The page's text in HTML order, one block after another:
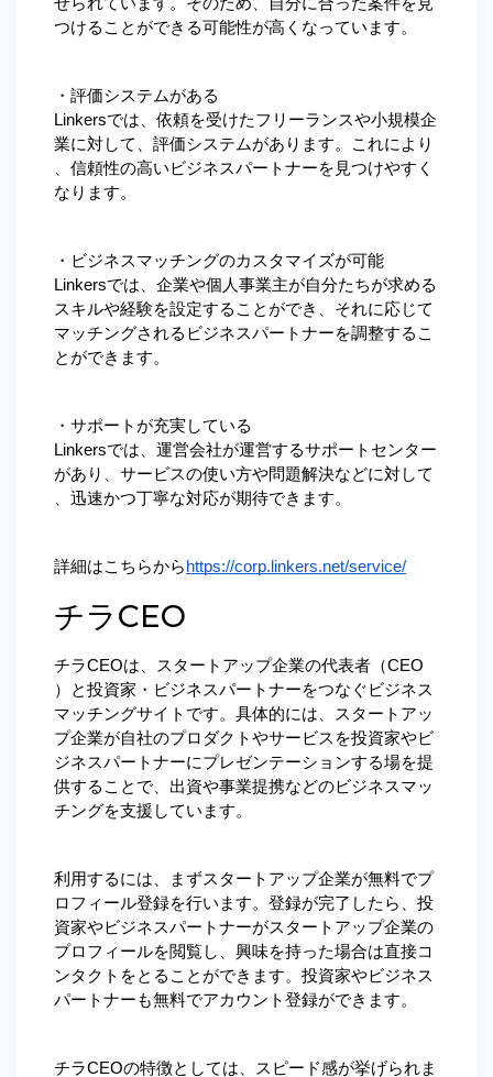
せられています。そのため、自分に合った案件を見
つけることができる可能性が高くなっています。
・評価システムがある
Linkersでは、依頼を受けたフリーランスや小規模企
業に対して、評価システムがあります。これにより
、信頼性の高いビジネスパートナーを見つけやすく
なります。
・ビジネスマッチングのカスタマイズが可能
Linkersでは、企業や個人事業主が自分たちが求める
スキルや経験を設定することができ、それに応じて
マッチングされるビジネスパートナーを調整するこ
とができます。
・サポートが充実している
Linkersでは、運営会社が運営するサポートセンター
があり、サービスの使い方や問題解決などに対して
、迅速かつ丁寧な対応が期待できます。
詳細はこちらから https://corp.linkers.net/service/
チラCEO
チラCEOは、スタートアップ企業の代表者（CEO
）と投資家・ビジネスパートナーをつなぐビジネス
マッチングサイトです。具体的には、スタートアッ
プ企業が自社のプロダクトやサービスを投資家やビ
ジネスパートナーにプレゼンテーションする場を提
供することで、出資や事業提携などのビジネスマッ
チングを支援しています。
利用するには、まずスタートアップ企業が無料でプ
ロフィール登録を行います。登録が完了したら、投
資家やビジネスパートナーがスタートアップ企業の
プロフィールを閲覧し、興味を持った場合は直接コ
ンタクトをとることができます。投資家やビジネス
パートナーも無料でアカウント登録ができます。
チラCEOの特徴としては、スピード感が挙げられま